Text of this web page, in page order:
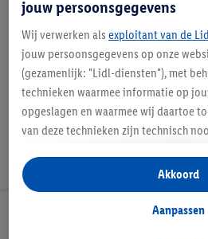
*RCS – Recycled Claim Standard
Lidl
jouw persoonsgegevens
Wij verwerken als exploitant van de
jouw persoonsgegevens op onze
(gezamenlijk: "Lidl-diensten"), met
technieken waarmee informatie op
opgeslagen en waarmee wij daartoe
van deze technieken zijn technisch
opslaan van voorkeursinstellingen, het
analyseren van statistieken of voor het
gepersonaliseerde reclame binnen en
Aanpassen
Akkoord